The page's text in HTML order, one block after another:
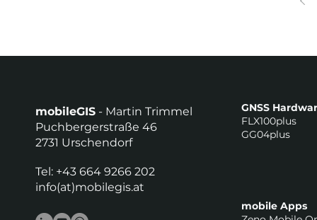
mobileGIS - Martin Trimmel
Puchbergerstraße 46
2731 Urschendorf
Tel: +43 664 9266 202
info(at)mobilegis.at
GNSS
FLX100plus
GG04plus
mobile Apps